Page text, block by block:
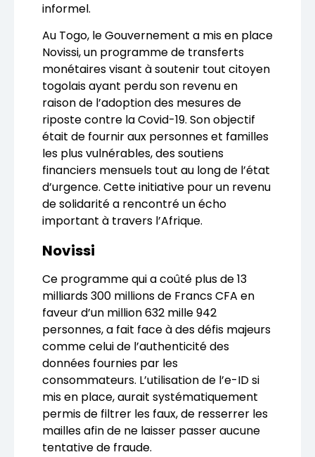
informel.
Au Togo, le Gouvernement a mis en place
Novissi, un programme de transferts
monétaires visant à soutenir tout citoyen
togolais ayant perdu son revenu en
raison de l’adoption des mesures de
riposte contre la Covid-19. Son objectif
était de fournir aux personnes et familles
les plus vulnérables, des soutiens
financiers mensuels tout au long de l’état
d’urgence. Cette initiative pour un revenu
de solidarité a rencontré un écho
important à travers l’Afrique.
Novissi
Ce programme qui a coûté plus de 13
milliards 300 millions de Francs CFA en
faveur d’un million 632 mille 942
personnes, a fait face à des défis majeurs
comme celui de l’authenticité des
données fournies par les
consommateurs. L’utilisation de l’e-ID si
mis en place, aurait systématiquement
permis de filtrer les faux, de resserrer les
mailles afin de ne laisser passer aucune
tentative de fraude.